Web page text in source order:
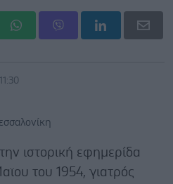
ιστορική εφημερίδα
του 1954, γιατρός